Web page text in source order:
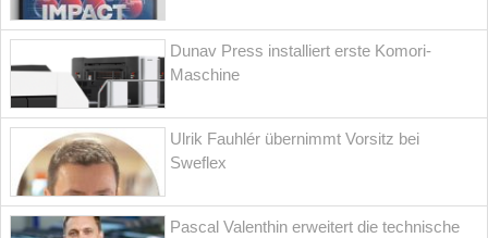
Dunav Press installiert erste Komori-
Maschine
Ulrik Fauhlér übernimmt Vorsitz bei
Sweflex
Pascal Valenthin erweitert die technische